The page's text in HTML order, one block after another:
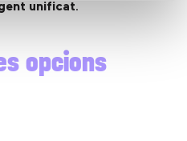
unificat.
opcions